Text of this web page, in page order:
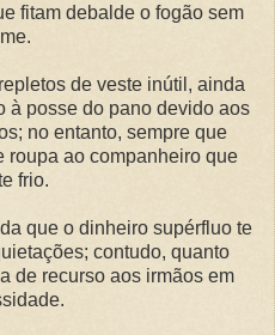
fitam debalde o fogão sem
de veste inútil, ainda
à posse do pano devido aos
no entanto, sempre que
roupa ao companheiro que
frio.
que o dinheiro supérfluo te
contudo, quanto
de recurso aos irmãos em